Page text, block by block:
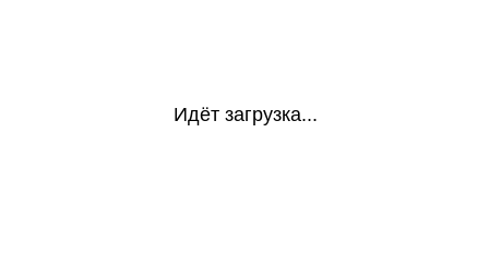
Идёт загрузка...